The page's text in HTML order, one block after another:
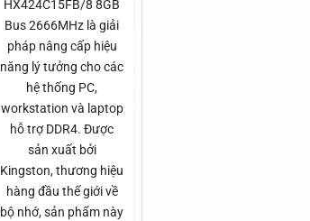
HX424C15FB/8 8GB
Bus 2666MHz là giải
pháp nâng cấp hiệu
năng lý tưởng cho các
hệ thống PC,
workstation và laptop
hỗ trợ DDR4. Được
sản xuất bởi
Kingston, thương hiệu
hàng đầu thế giới về
bộ nhớ, sản phẩm này